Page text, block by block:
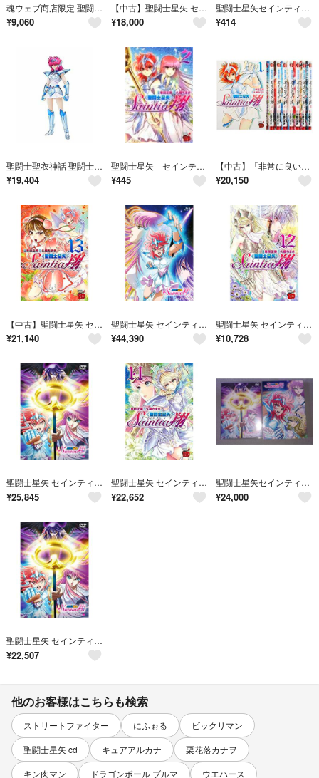
魂ウェブ商店限定 聖闘士聖衣神話 スカイクロス翔 聖闘士星矢 完成品 可動フィギュア バンダイ
¥9,060
【中古】聖闘士星矢 セインティア翔 コミック 1-8巻セット
¥18,000
聖闘士星矢セインティア翔 ３/秋田書店/車田正美（コミック）
¥414
聖闘士聖衣神話 聖闘士星矢 セインティア翔 エクレウス翔子 約160mm ABS&PVC&ダイキャスト製 塗装済み可動フィギュア
¥19,404
聖闘士星矢 セインティア翔(２) チャンピオンＲＥＤＣ／久織ちまき(著者),車田正美
¥445
【中古】「非常に良い」聖闘士星矢 セインティア翔 コミック 1-8巻セット
¥20,150
【中古】聖闘士星矢 セインティア翔 コミック 1-13巻セット [－]
¥21,140
聖闘士星矢 セインティア翔 DVD-BOX VOL.1(中古品)
¥44,390
聖闘士星矢 セインティア翔 コミック 1-12巻セット
¥10,728
聖闘士星矢 セインティア翔 DVD-BOX VOL.2＜完＞
¥25,845
聖闘士星矢 セインティア翔 コミック 1-14巻セット
¥22,652
聖闘士星矢セインティア翔DVD BOX 1初回限定版 2通常版
¥24,000
聖闘士星矢 セインティア翔 DVD-BOX VOL.2＜完＞
¥22,507
他のお客様はこちらも検索
ストリートファイター にふぉる
ビックリマン
聖闘士星矢 cd
キュアアルカナ
栗花落カナヲ
キン肉マン
ドラゴンボール ブルマ ウエハース